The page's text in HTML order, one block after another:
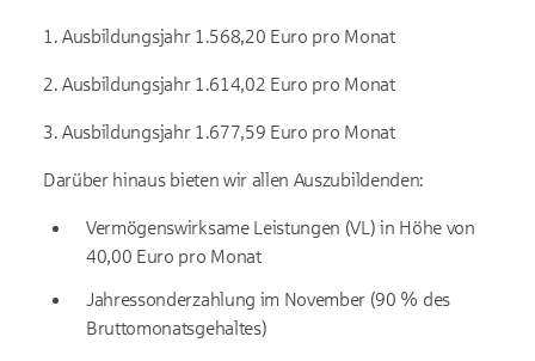
1. Ausbildungsjahr 1.568,20 Euro pro Monat
2. Ausbildungsjahr 1.614,02 Euro pro Monat
3. Ausbildungsjahr 1.677,59 Euro pro Monat
Darüber hinaus bieten wir allen Auszubildenden:
Vermögenswirksame Leistungen (VL) in Höhe von
40,00 Euro pro Monat
Jahressonderzahlung im November (90 % des
Bruttomonatsgehaltes)